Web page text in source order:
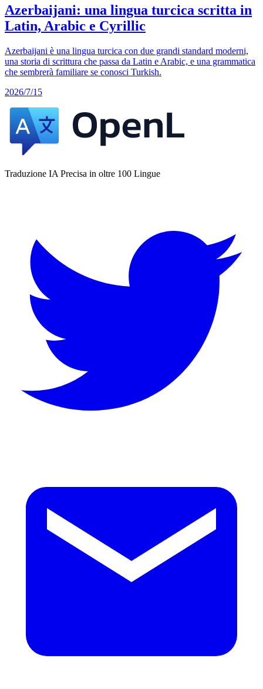
Azerbaijani: una lingua turcica scritta in
Latin, Arabic e Cyrillic
Azerbaijani è una lingua turcica con due grandi standard moderni,
una storia di scrittura che passa da Latin e Arabic, e una grammatica
che sembrerà familiare se conosci Turkish.
2026/7/15
Traduzione IA Precisa in oltre 100 Lingue